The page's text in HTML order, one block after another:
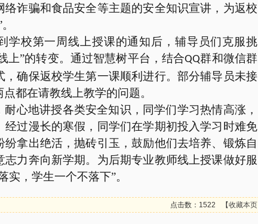
诈骗和食品安全等主题的安全知识宣讲，为返校
学校第一周线上授课的通知后，辅导员们克服挑
上”的转变。通过智慧树平台，结合QQ群和微信群
，确保返校学生第一课顺利进行。部分辅导员未接
都在请教线上教学的问题。
心地讲授各类安全知识，同学们学习热情高涨，
经过漫长的寒假，同学们在学期初投入学习时难免
拿出绝活，抛砖引玉，鼓励他们去培养、锻炼自
志力奔向新学期。为后期专业教师线上授课做好服
实，学生一个不落下”。
点击数：1522 【收藏本页